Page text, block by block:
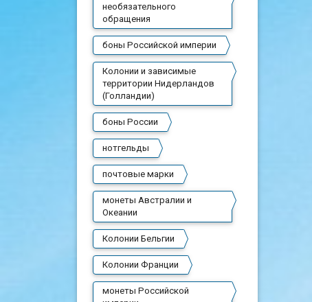
необязательного
обращения
боны Российской империи
Колонии и зависимые
территории Нидерландов
(Голландии)
боны России
нотгельды
почтовые марки
монеты Австралии и
Океании
Колонии Бельгии
Колонии Франции
монеты Российской